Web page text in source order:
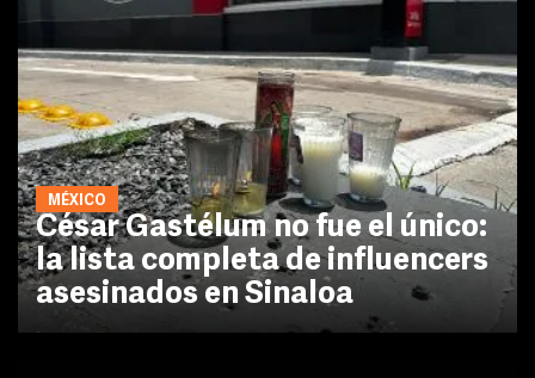
MÉXICO
César Gastélum no fue el único:
la lista completa de influencers
asesinados en Sinaloa